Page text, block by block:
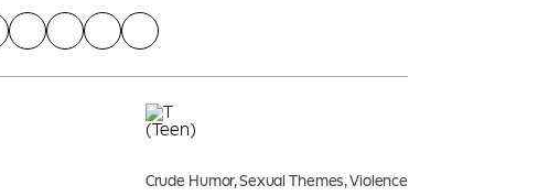
Crude Humor, Sexual Themes, Violence